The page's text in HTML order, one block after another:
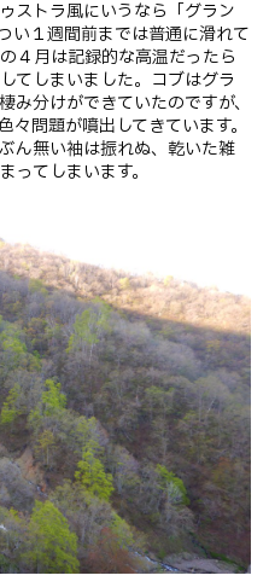
ストラ風にいうなら「グラン
い１週間前までは普通に滑れて
４月は記録的な高温だったら
てしまいました。コブはグラ
み分けができていたのですが、
問題が噴出してきています。
ん無い袖は振れぬ、乾いた雑
ってしまいます。